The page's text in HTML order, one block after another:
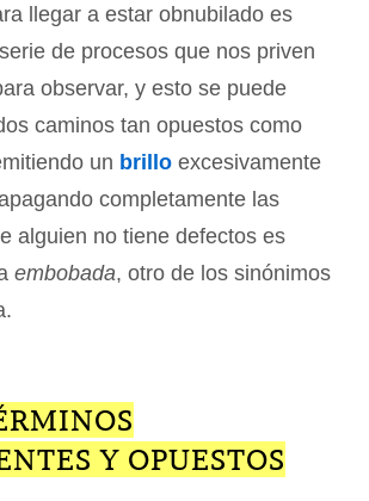
llegar a estar obnubilado es
de procesos que nos priven
observar, y esto se puede
caminos tan opuestos como
un brillo excesivamente
completamente las
alguien no tiene defectos es
embobada, otro de los sinónimos
Y OPUESTOS